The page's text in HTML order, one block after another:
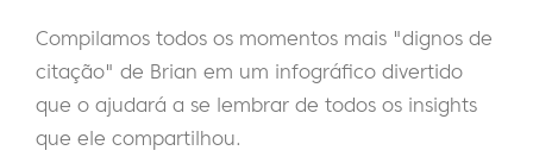
Compilamos todos os momentos mais "dignos de
citação" de Brian em um infográfico divertido
que o ajudará a se lembrar de todos os insights
que ele compartilhou.